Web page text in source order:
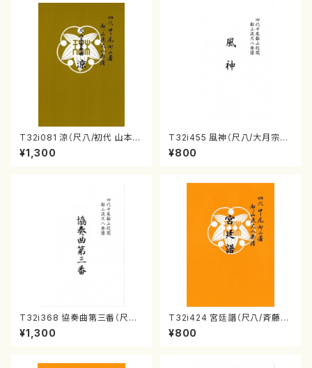
T32i081 涼（尺八/初代 山本邦
山/尺八/都山式譜）都山流公刊
楽譜曲番:530
¥1,300
T32i455 風神（尺八/大月宗明/
楽譜）都山:2162
¥800
T32i368 協奏曲第三番（尺八/
唯是震一/楽譜）都山流公刊楽譜
曲番:2073
¥1,300
T32i424 宮廷譜（尺八/斉藤松
声/楽譜）都山流公刊楽譜曲番:2
129
¥800